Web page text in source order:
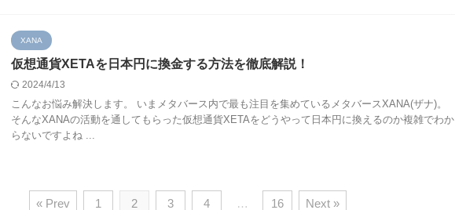
XANA
仮想通貨XETAを日本円に換金する方法を徹底解説！
2024/4/13
こんなお悩み解決します。 いまメタバース内で最も注目を集めているメタバースXANA(ザナ)。
そんなXANAの活動を通してもらった仮想通貨XETAをどうやって日本円に換えるのか複雑でわか
らないですよね ...
« Prev 1 2 3 4 … 16 Next »